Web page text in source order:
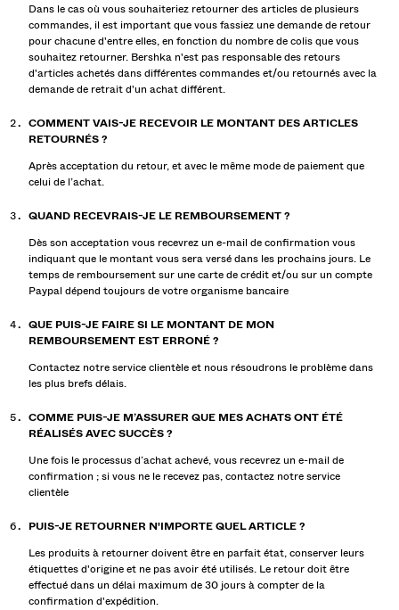
Dans le cas où vous souhaiteriez retourner des articles de plusieurs
commandes, il est important que vous fassiez une demande de retour
pour chacune d'entre elles, en fonction du nombre de colis que vous
souhaitez retourner. Bershka n'est pas responsable des retours
d'articles achetés dans différentes commandes et/ou retournés avec la
demande de retrait d'un achat différent.
COMMENT VAIS-JE RECEVOIR LE MONTANT DES ARTICLES
RETOURNÉS ?
Après acceptation du retour, et avec le même mode de paiement que
celui de l’achat.
QUAND RECEVRAIS-JE LE REMBOURSEMENT ?
Dès son acceptation vous recevrez un e-mail de confirmation vous
indiquant que le montant vous sera versé dans les prochains jours. Le
temps de remboursement sur une carte de crédit et/ou sur un compte
Paypal dépend toujours de votre organisme bancaire
QUE PUIS-JE FAIRE SI LE MONTANT DE MON
REMBOURSEMENT EST ERRONÉ ?
Contactez notre service clientèle et nous résoudrons le problème dans
les plus brefs délais.
COMME PUIS-JE M’ASSURER QUE MES ACHATS ONT ÉTÉ
RÉALISÉS AVEC SUCCÈS ?
Une fois le processus d’achat achevé, vous recevrez un e-mail de
confirmation ; si vous ne le recevez pas, contactez notre service
clientèle
PUIS-JE RETOURNER N'IMPORTE QUEL ARTICLE ?
Les produits à retourner doivent être en parfait état, conserver leurs
étiquettes d'origine et ne pas avoir été utilisés. Le retour doit être
effectué dans un délai maximum de 30 jours à compter de la
confirmation d'expédition.